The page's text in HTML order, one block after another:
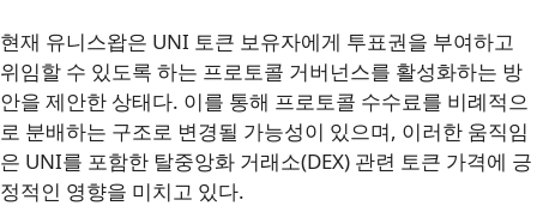
현재 유니스왑은 UNI 토큰 보유자에게 투표권을 부여하고
위임할 수 있도록 하는 프로토콜 거버넌스를 활성화하는 방
안을 제안한 상태다. 이를 통해 프로토콜 수수료를 비례적으
로 분배하는 구조로 변경될 가능성이 있으며, 이러한 움직임
은 UNI를 포함한 탈중앙화 거래소(DEX) 관련 토큰 가격에 긍
정적인 영향을 미치고 있다.